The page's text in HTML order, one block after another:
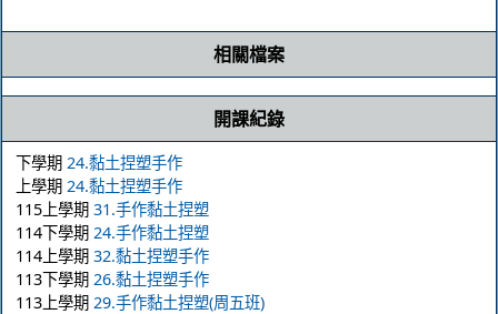
相關檔案
開課紀錄
下學期 24.黏土捏塑手作
上學期 24.黏土捏塑手作
115上學期 31.手作黏土捏塑
114下學期 24.手作黏土捏塑
114上學期 32.黏土捏塑手作
113下學期 26.黏土捏塑手作
113上學期 29.手作黏土捏塑(周五班)